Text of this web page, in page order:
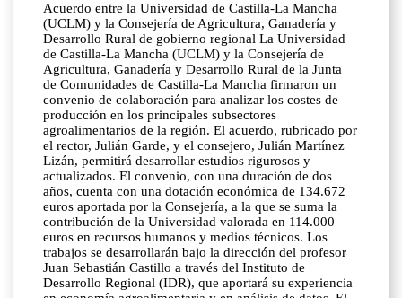
Acuerdo entre la Universidad de Castilla-La Mancha
(UCLM) y la Consejería de Agricultura, Ganadería y
Desarrollo Rural de gobierno regional La Universidad
de Castilla-La Mancha (UCLM) y la Consejería de
Agricultura, Ganadería y Desarrollo Rural de la Junta
de Comunidades de Castilla-La Mancha firmaron un
convenio de colaboración para analizar los costes de
producción en los principales subsectores
agroalimentarios de la región. El acuerdo, rubricado por
el rector, Julián Garde, y el consejero, Julián Martínez
Lizán, permitirá desarrollar estudios rigurosos y
actualizados. El convenio, con una duración de dos
años, cuenta con una dotación económica de 134.672
euros aportada por la Consejería, a la que se suma la
contribución de la Universidad valorada en 114.000
euros en recursos humanos y medios técnicos. Los
trabajos se desarrollarán bajo la dirección del profesor
Juan Sebastián Castillo a través del Instituto de
Desarrollo Regional (IDR), que aportará su experiencia